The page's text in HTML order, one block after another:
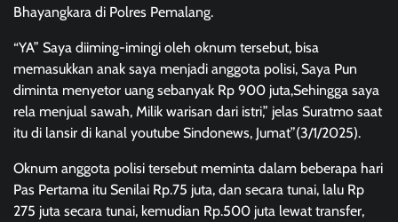
Bhayangkara di Polres Pemalang.
“YA” Saya diiming-imingi oleh oknum tersebut, bisa
memasukkan anak saya menjadi anggota polisi, Saya Pun
diminta menyetor uang sebanyak Rp 900 juta,Sehingga saya
rela menjual sawah, Milik warisan dari istri,” jelas Suratmo saat
itu di lansir di kanal youtube Sindonews, Jumat”(3/1/2025).
Oknum anggota polisi tersebut meminta dalam beberapa hari
Pas Pertama itu Senilai Rp.75 juta, dan secara tunai, lalu Rp
275 juta secara tunai, kemudian Rp.500 juta lewat transfer,